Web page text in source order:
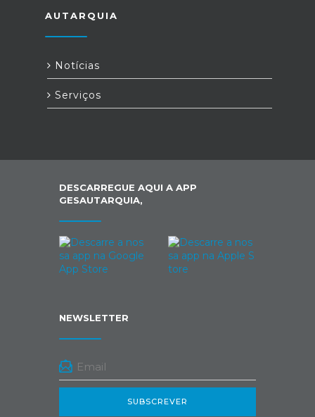
AUTARQUIA
Notícias
Serviços
DESCARREGUE AQUI A APP
GESAUTARQUIA,
NEWSLETTER
SUBSCREVER